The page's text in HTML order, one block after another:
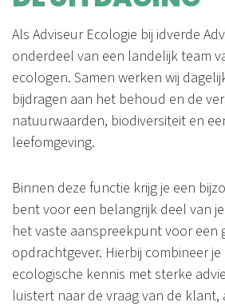
Als Adviseur Ecologie bij idverde
onderdeel van een landelijk team
ecologen. Samen werken wij
bijdragen aan het behoud en de
natuurwaarden, biodiversiteit en
leefomgeving.
Binnen deze functie krijg je een
bent voor een belangrijk deel van
het vaste aanspreekpunt voor een
opdrachtgever. Hierbij combineer
ecologische kennis met sterke
luistert naar de vraag van de